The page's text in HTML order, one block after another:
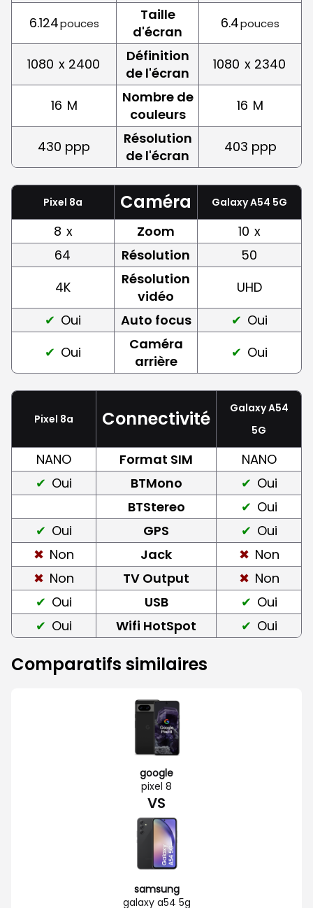
6.124pouces
Taille
d'écran
6.4pouces
1080 x 2400
Définition
de l'écran
1080 x 2340
16 M
Nombre de
couleurs
16 M
430 ppp
Résolution
de l'écran
403 ppp
Pixel 8a Caméra Galaxy A54 5G
8 x Zoom 10 x
64
Résolution
50
4K
Résolution
vidéo
UHD
Oui
Auto focus
Oui
Oui
Caméra
arrière
Oui
Pixel 8a Connectivité
Galaxy A54
5G
NANO Format SIM
NANO
Oui
BTMono
Oui
BTStereo
Oui
Oui
GPS
Oui
Non
Jack
Non
Non
TV Output
Non
Oui
USB
Oui
Oui
Wifi HotSpot Oui
Comparatifs similaires
google
pixel 8
VS
samsung
galaxy a54 5g